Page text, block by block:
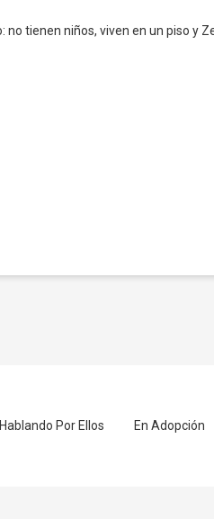
tienen niños, viven en un piso y
Hablando Por Ellos En Adopción